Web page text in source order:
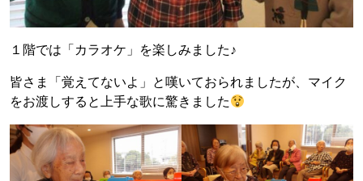
１階では「カラオケ」を楽しみました♪
皆さま「覚えてないよ」と嘆いておられましたが、マイク
をお渡しすると上手な歌に驚きました